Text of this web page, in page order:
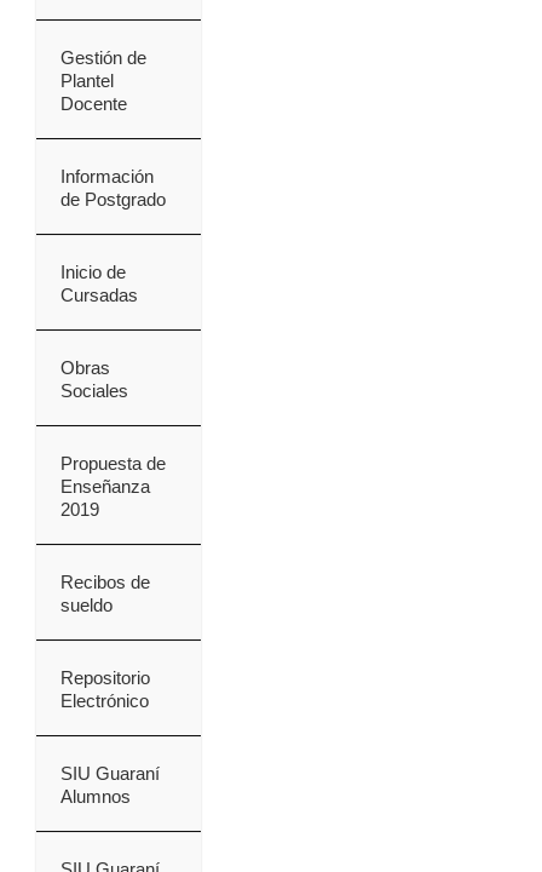
Gestión de
Plantel
Docente
Información
de Postgrado
Inicio de
Cursadas
Obras
Sociales
Propuesta de
Enseñanza
2019
Recibos de
sueldo
Repositorio
Electrónico
SIU Guaraní
Alumnos